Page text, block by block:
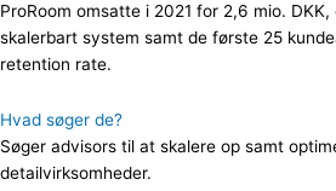
ProRoom omsatte i 2021 for 2,6 mio.
skalerbart system samt de første 25
retention rate.
Hvad søger de?
Søger advisors til at skalere op samt
detailvirksomheder.